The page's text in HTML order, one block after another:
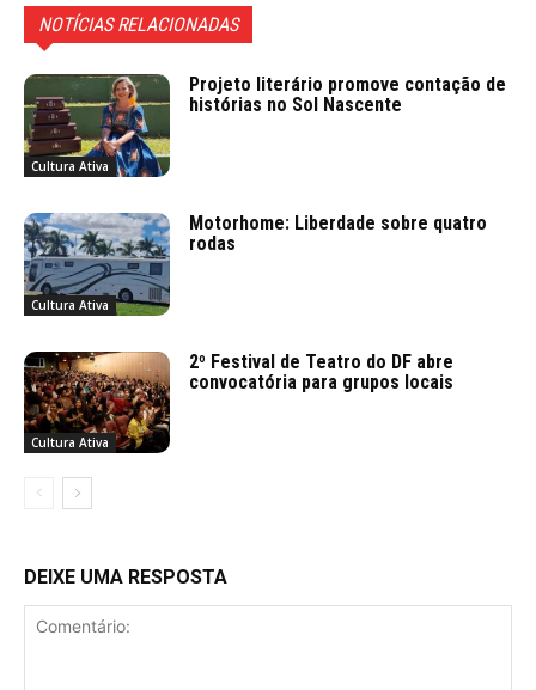
NOTÍCIAS RELACIONADAS
Cultura Ativa
Projeto literário promove contação de
histórias no Sol Nascente
Cultura Ativa
Motorhome: Liberdade sobre quatro
rodas
Cultura Ativa
2º Festival de Teatro do DF abre
convocatória para grupos locais
DEIXE UMA RESPOSTA